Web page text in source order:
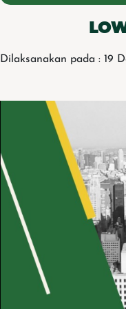
Dilaksanakan pada : 19